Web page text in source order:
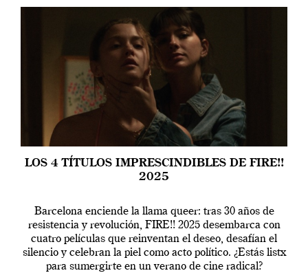
LOS 4 TÍTULOS IMPRESCINDIBLES DE FIRE!!
2025
Barcelona enciende la llama queer: tras 30 años de
resistencia y revolución, FIRE!! 2025 desembarca con
cuatro películas que reinventan el deseo, desafían el
silencio y celebran la piel como acto político. ¿Estás listx
para sumergirte en un verano de cine radical?